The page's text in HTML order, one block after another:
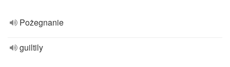
Pożegnanie
guiltily